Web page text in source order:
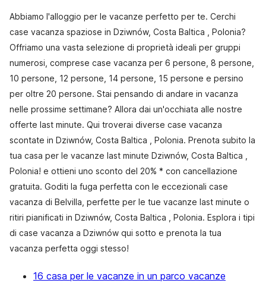
Abbiamo l'alloggio per le vacanze perfetto per te. Cerchi
case vacanza spaziose in Dziwnów, Costa Baltica , Polonia?
Offriamo una vasta selezione di proprietà ideali per gruppi
numerosi, comprese case vacanza per 6 persone, 8 persone,
10 persone, 12 persone, 14 persone, 15 persone e persino
per oltre 20 persone. Stai pensando di andare in vacanza
nelle prossime settimane? Allora dai un'occhiata alle nostre
offerte last minute. Qui troverai diverse case vacanza
scontate in Dziwnów, Costa Baltica , Polonia. Prenota subito la
tua casa per le vacanze last minute Dziwnów, Costa Baltica ,
Polonia! e ottieni uno sconto del 20% * con cancellazione
gratuita. Goditi la fuga perfetta con le eccezionali case
vacanza di Belvilla, perfette per le tue vacanze last minute o
ritiri pianificati in Dziwnów, Costa Baltica , Polonia. Esplora i tipi
di case vacanza a Dziwnów qui sotto e prenota la tua
vacanza perfetta oggi stesso!
16 casa per le vacanze in un parco vacanze